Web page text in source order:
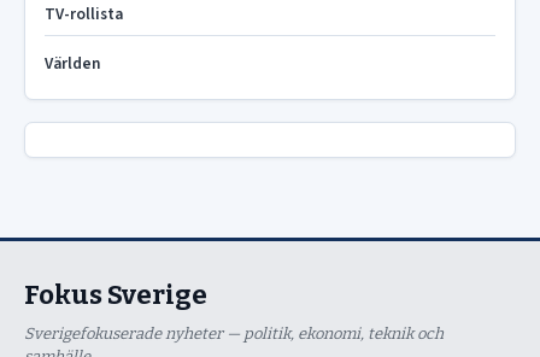
TV-rollista
Världen
Fokus Sverige
Sverigefokuserade nyheter — politik, ekonomi, teknik och